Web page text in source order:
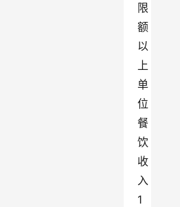
限
额
以
上
单
位
餐
饮
收
入
1